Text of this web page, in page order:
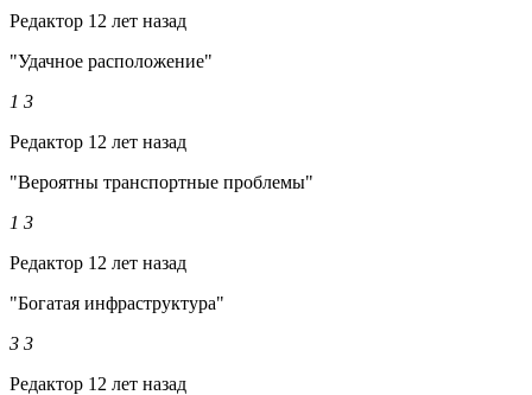
Редактор 12 лет назад
"Удачное расположение"
1 3
Редактор 12 лет назад
"Вероятны транспортные проблемы"
1 3
Редактор 12 лет назад
"Богатая инфраструктура"
3 3
Редактор 12 лет назад